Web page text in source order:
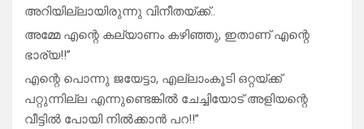
അറിയില്ലായിരുന്നു വിനീതയ്ക്ക്..
അമ്മേ എന്റെ കല്യാണം കഴിഞ്ഞു, ഇതാണ് എന്റെ
ഭാര്യ!!”
എന്റെ പൊന്നു ജയേട്ടാ, എല്ലാംകൂടി ഒറ്റയ്ക്ക്
പറ്റുന്നില്ല എന്നുണ്ടെങ്കിൽ ചേച്ചിയോട് അളിയന്റെ
വീട്ടിൽ പോയി നിൽക്കാൻ പറ!!”